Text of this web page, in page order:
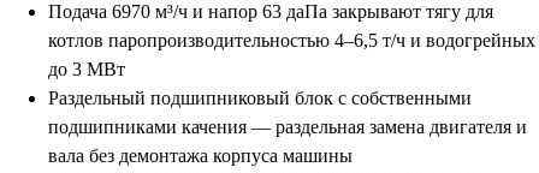
Подача 6970 м³/ч и напор 63 даПа закрывают тягу для
котлов паропроизводительностью 4–6,5 т/ч и водогрейных
до 3 МВт
Раздельный подшипниковый блок с собственными
подшипниками качения — раздельная замена двигателя и
вала без демонтажа корпуса машины